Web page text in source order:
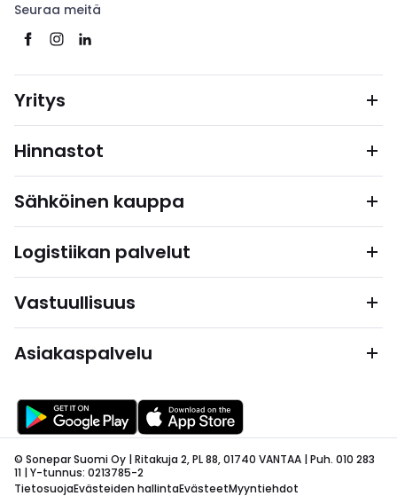
Seuraa meitä
Yritys
Hinnastot
Sähköinen kauppa
Logistiikan palvelut
Vastuullisuus
Asiakaspalvelu
© Sonepar Suomi Oy | Ritakuja 2, PL 88, 01740 VANTAA | Puh. 010 283
11 | Y-tunnus: 0213785-2
TietosuojaEvästeiden hallintaEvästeetMyyntiehdot